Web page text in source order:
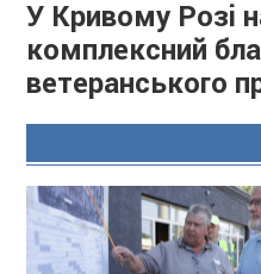
У Кривому Розі
комплексний
ветеранського